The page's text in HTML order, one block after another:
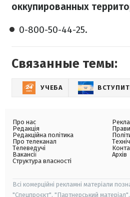
оккупированных
0-800-50-44-25.
Связанные темы:
УЧЕБА
Про нас
Редакція
Редакційна політика
Про телеканал
Телеведучі
Вакансії
Структура власності
Архів
Всі комерційні рекламні матеріали
"Спецпроєкт", "Партнерський